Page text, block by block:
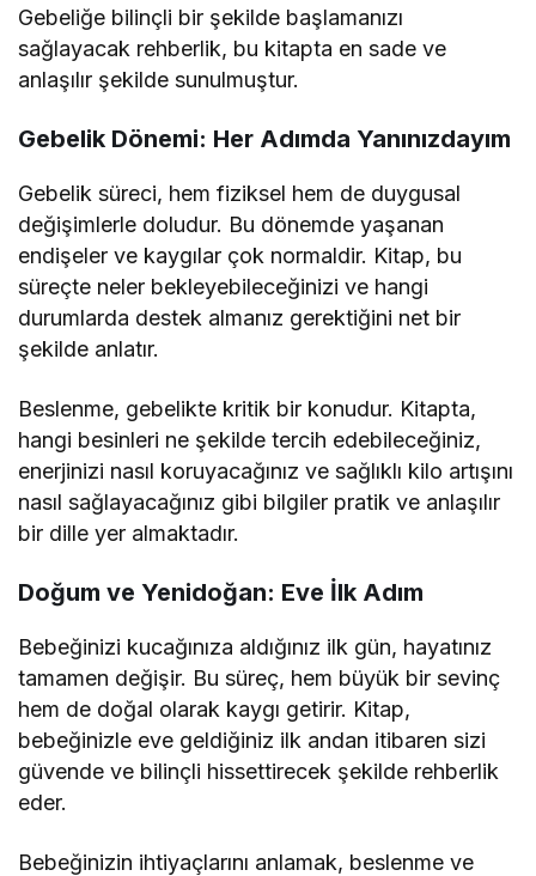
Gebeliğe bilinçli bir şekilde başlamanızı
sağlayacak rehberlik, bu kitapta en sade ve
anlaşılır şekilde sunulmuştur.
Gebelik Dönemi: Her Adımda Yanınızdayım
Gebelik süreci, hem fiziksel hem de duygusal
değişimlerle doludur. Bu dönemde yaşanan
endişeler ve kaygılar çok normaldir. Kitap, bu
süreçte neler bekleyebileceğinizi ve hangi
durumlarda destek almanız gerektiğini net bir
şekilde anlatır.
Beslenme, gebelikte kritik bir konudur. Kitapta,
hangi besinleri ne şekilde tercih edebileceğiniz,
enerjinizi nasıl koruyacağınız ve sağlıklı kilo artışını
nasıl sağlayacağınız gibi bilgiler pratik ve anlaşılır
bir dille yer almaktadır.
Doğum ve Yenidoğan: Eve İlk Adım
Bebeğinizi kucağınıza aldığınız ilk gün, hayatınız
tamamen değişir. Bu süreç, hem büyük bir sevinç
hem de doğal olarak kaygı getirir. Kitap,
bebeğinizle eve geldiğiniz ilk andan itibaren sizi
güvende ve bilinçli hissettirecek şekilde rehberlik
eder.
Bebeğinizin ihtiyaçlarını anlamak, beslenme ve